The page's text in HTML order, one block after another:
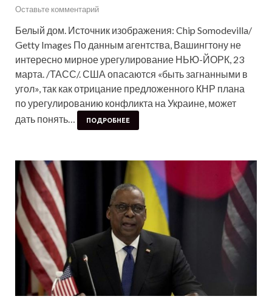
Оставьте комментарий
Белый дом. Источник изображения: Chip Somodevilla/
Getty Images По данным агентства, Вашингтону не
интересно мирное урегулирование НЬЮ-ЙОРК, 23
марта. /ТАСС/. США опасаются «быть загнанными в
угол», так как отрицание предложенного КНР плана
по урегулированию конфликта на Украине, может
дать понять…
ПОДРОБНЕЕ